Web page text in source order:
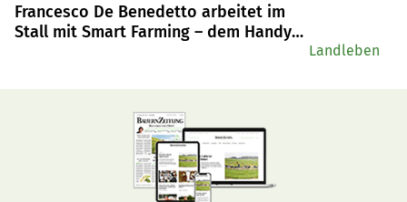
Francesco De Benedetto arbeitet im
Stall mit Smart Farming – dem Handy
Landleben